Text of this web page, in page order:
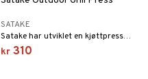
SATAKE
Satake har utviklet en kjøttpresse som er perfekt til kjøtt og burgere.
kr 310